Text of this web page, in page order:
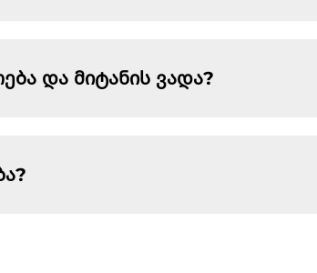
და მიტანის ვადა?